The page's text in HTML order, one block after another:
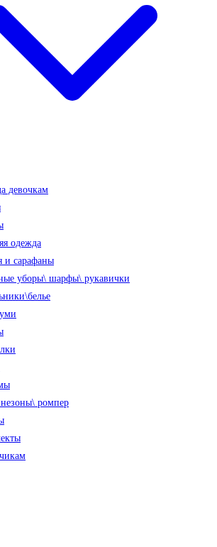
девочкам
одежда
и сарафаны
уборы\ шарфы\ рукавички
ромпер